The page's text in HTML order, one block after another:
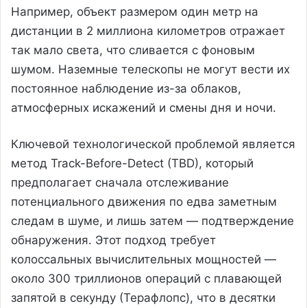
Например, объект размером один метр на
дистанции в 2 миллиона километров отражает
так мало света, что сливается с фоновым
шумом. Наземные телескопы не могут вести их
постоянное наблюдение из-за облаков,
атмосферных искажений и смены дня и ночи.
Ключевой технологической проблемой является
метод Track-Before-Detect (TBD), который
предполагает сначала отслеживание
потенциального движения по едва заметным
следам в шуме, и лишь затем — подтверждение
обнаружения. Этот подход требует
колоссальных вычислительных мощностей —
около 300 триллионов операций с плавающей
запятой в секунду (Терафлопс), что в десятки